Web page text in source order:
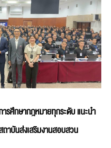
รศึกษากฎหมายทุกระดับ แนะนำ
บันส่งเสริมงานสอบสวน